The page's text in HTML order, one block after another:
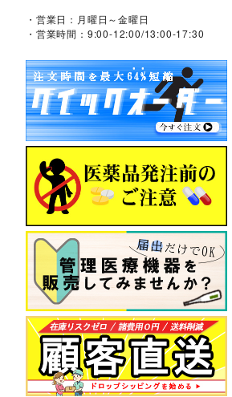
・営業日：月曜日～金曜日
・営業時間：9:00-12:00/13:00-17:30